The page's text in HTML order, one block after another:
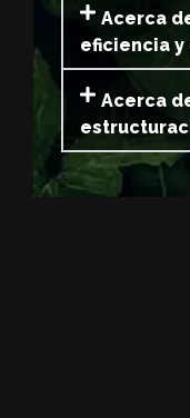
Acerca
eficiencia
Acerca